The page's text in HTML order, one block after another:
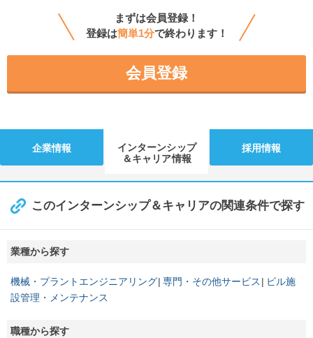
まずは会員登録！
登録は簡単1分で終わります！
会員登録
企業情報
インターンシップ
＆キャリア情報
採用情報
このインターンシップ＆キャリアの関連条件で探す
業種から探す
機械・プラントエンジニアリング 専門・その他サービス
ビル施
設管理・メンテナンス
職種から探す